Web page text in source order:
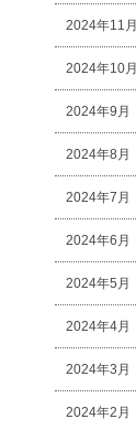
2024年11月
2024年10月
2024年9月
2024年8月
2024年7月
2024年6月
2024年5月
2024年4月
2024年3月
2024年2月